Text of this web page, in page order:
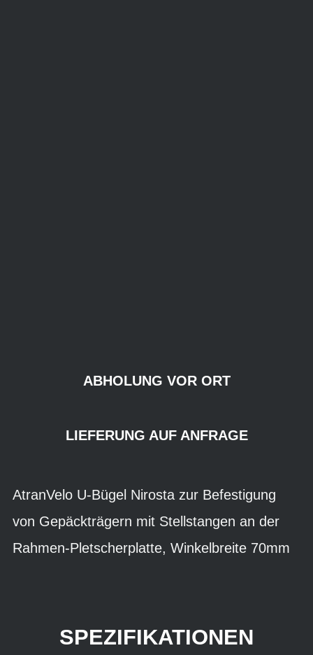
ABHOLUNG VOR ORT
LIEFERUNG AUF ANFRAGE
AtranVelo U-Bügel Nirosta zur Befestigung
von Gepäckträgern mit Stellstangen an der
Rahmen-Pletscherplatte, Winkelbreite 70mm
SPEZIFIKATIONEN